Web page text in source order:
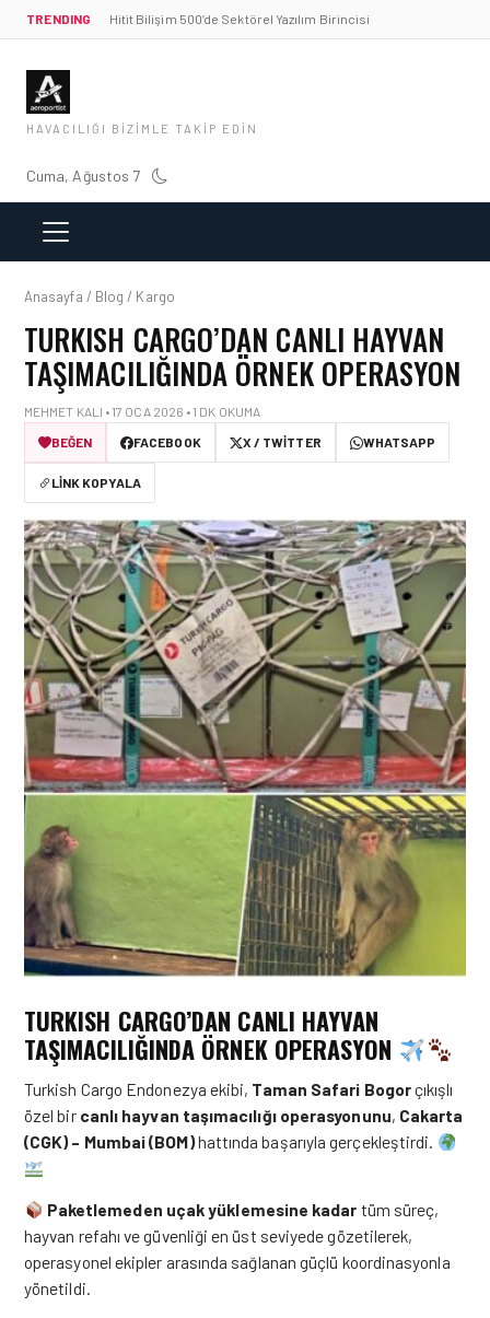
TRENDING Hitit Bilişim 500’de Sektörel Yazılım Birincisi
HAVACILIĞI BIZIMLE TAKIP EDIN
Cuma, Ağustos 7
Anasayfa / Blog / Kargo
TURKISH CARGO’DAN CANLI HAYVAN
TAŞIMACILIĞINDA ÖRNEK OPERASYON
MEHMET KALI • 17 OCA 2026 • 1 DK OKUMA
BEĞEN
FACEBOOK X / TWITTER WHATSAPP
LINK KOPYALA
TURKISH CARGO’DAN CANLI HAYVAN
TAŞIMACILIĞINDA ÖRNEK OPERASYON
Turkish Cargo Endonezya ekibi, Taman Safari Bogorçıkışlı
özel bir canlı hayvan taşımacılığı operasyonunu, Cakarta
(CGK) – Mumbai (BOM)hattında başarıyla gerçekleştirdi.
Paketlemeden uçak yüklemesine kadar tüm süreç,
hayvan refahı ve güvenliği en üst seviyede gözetilerek,
operasyonel ekipler arasında sağlanan güçlü koordinasyonla
yönetildi.